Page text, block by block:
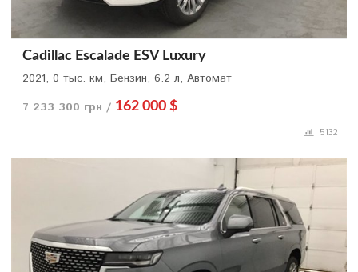
Cadillac Escalade ESV Luxury
2021, 0 тыс. км, Бензин, 6.2 л, Автомат
7 233 300 грн / 162 000 $
5132